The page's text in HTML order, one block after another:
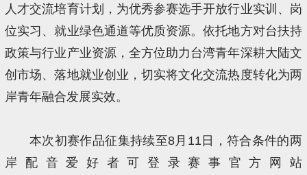
人才交流培育计划，为优秀参赛选手开放行业实训、岗
位实习、就业绿色通道等优质资源。依托地方对台扶持
政策与行业产业资源，全方位助力台湾青年深耕大陆文
创市场、落地就业创业，切实将文化交流热度转化为两
岸青年融合发展实效。
本次初赛作品征集持续至8月11日，符合条件的两
岸配音爱好者可登录赛事官方网站